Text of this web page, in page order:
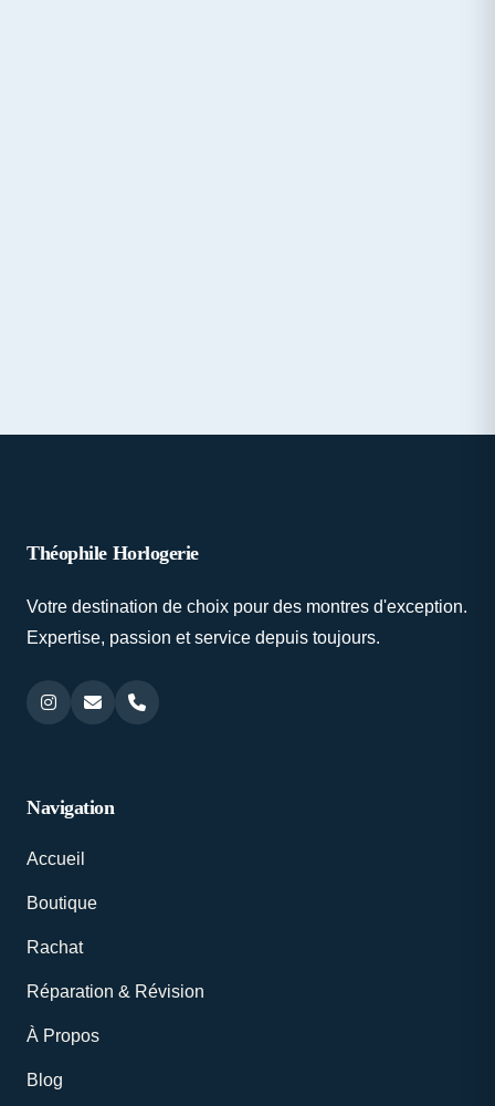
Théophile Horlogerie
Votre destination de choix pour des montres d'exception.
Expertise, passion et service depuis toujours.
Navigation
Accueil
Boutique
Rachat
Réparation & Révision
À Propos
Blog